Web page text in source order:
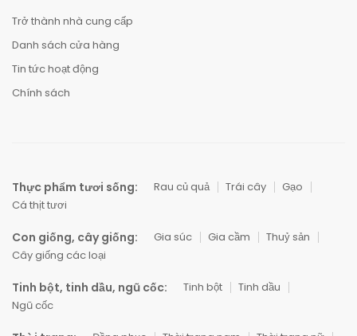
Trở thành nhà cung cấp
Danh sách cửa hàng
Tin tức hoạt động
Chính sách
Thực phẩm tươi sống: Rau củ quả Trái cây
Gạo
Cá thịt tươi
Con giống, cây giống: Gia súc Gia cầm
Thuỷ sản
Cây giống các loại
Tinh bột, tinh dầu, ngũ cốc: Tinh bột
Tinh dầu
Ngũ cốc